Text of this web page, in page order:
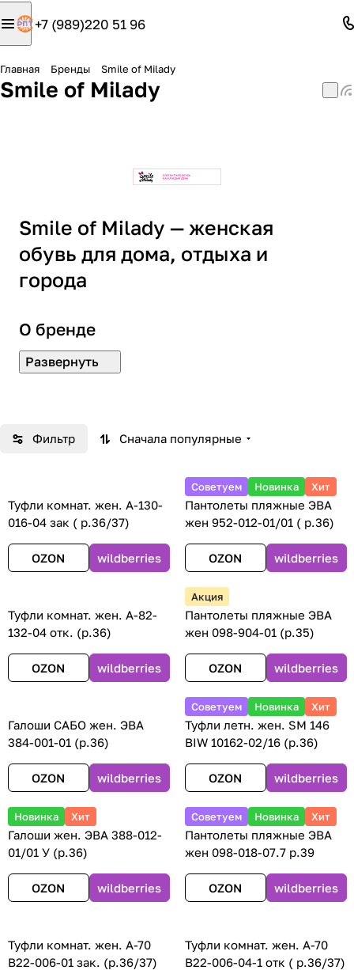
+7 (989)220 51 96
Главная Бренды Smile of Milady
Smile of Milady
Smile of Milady — женская
обувь для дома, отдыха и
города
О бренде
Smile of Milady
подбора материалов до выпуска и дистрибуции
качество каждой пары и уверенность
покупательницы в своём выборе.
Ассортимент
Шлёпанцы и сабо— лёгкие варианты для
лета, пляжа и повседневности.
Сапоги и дутики— практичная защита от
влаги и холода.
— комфортные зимние модели для тепла
и уюта.
Галоши— надёжные помощники в дождливую
погоду.
Ассортимент рассчитан на женщин, которые
ценят удобство и практичность, но при этом не
хотят жертвовать стилем.
Материалы и технологии
форму.
Фильтр Сначала популярные
Туфли комнат. жен. А-130-
016-04 зак ( р.36/37)
OZON wildberries
Советуем Новинка Хит
Пантолеты пляжные ЭВА
жен 952-012-01/01 ( р.36)
OZON wildberries
Туфли комнат. жен. А-82-
132-04 отк. (р.36)
OZON wildberries
Акция
Пантолеты пляжные ЭВА
жен 098-904-01 (р.35)
OZON wildberries
Галоши САБО жен. ЭВА
384-001-01 (р.36)
OZON wildberries
Советуем Новинка Хит
Туфли летн. жен. SM 146
BIW 10162-02/16 (р.36)
OZON wildberries
Новинка Хит
Галоши жен. ЭВА 388-012-
01/01 У (р.36)
OZON wildberries
Советуем Новинка Хит
Пантолеты пляжные ЭВА
жен 098-018-07.7 р.39
OZON wildberries
Туфли комнат. жен. А-70
В22-006-01 зак. (р.36/37)
Туфли комнат. жен. А-70
В22-006-04-1 отк ( р.36/37)